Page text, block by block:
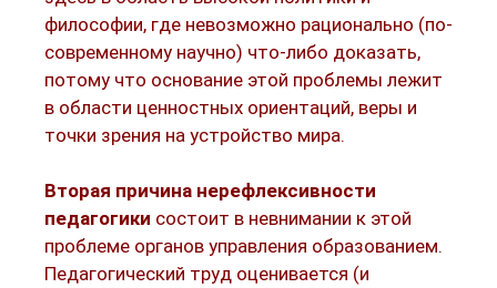
философии, где невозможно рационально (по-
современному научно) что-либо доказать,
потому что основание этой проблемы лежит
в области ценностных ориентаций, веры и
точки зрения на устройство мира.
Вторая причина нерефлексивности
педагогики состоит в невнимании к этой
проблеме органов управления образованием.
Педагогический труд оценивается (и